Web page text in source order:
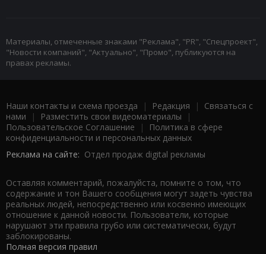
Материалы, отмеченные знаками "Реклама", "PR", "Спецпроект",
"Новости компаний", "Актуально", "Промо", публикуются на
правах рекламы.
Наши контакты и схема проезда | Редакция | Связаться с
нами | Разместить свои видеоматериалы |
Пользовательское Соглашение |
Политика в сфере
конфиденциальности и персональных данных
Реклама на сайте: Отдел продаж digital рекламы
Оставляя комментарий, пожалуйста, помните о том, что
содержание и тон Вашего сообщения могут задеть чувства
реальных людей, непосредственно или косвенно имеющих
отношение к данной новости. Пользователи, которые
нарушают эти правила грубо или систематически, будут
заблокированы.
Полная версия правил